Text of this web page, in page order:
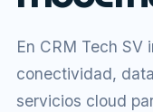
En CRM Tech
conectividad,
servicios cloud